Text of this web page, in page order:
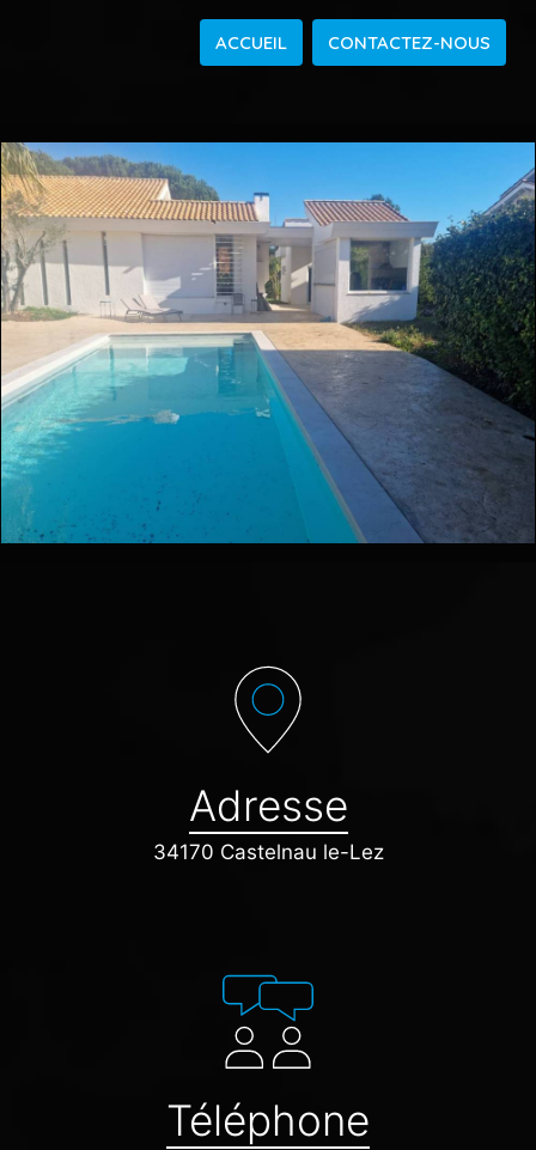
ACCUEIL CONTACTEZ-NOUS
Adresse
34170 Castelnau le-Lez
Téléphone